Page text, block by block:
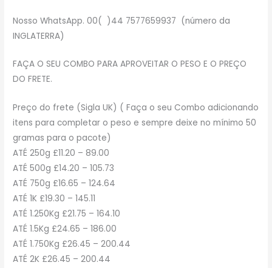
Nosso WhatsApp. 00( )44 7577659937 (número da
INGLATERRA)
FAÇA O SEU COMBO PARA APROVEITAR O PESO E O PREÇO
DO FRETE.
Preço do frete (Sigla UK) ( Faça o seu Combo adicionando
itens para completar o peso e sempre deixe no mínimo 50
gramas para o pacote)
ATÉ 250g £11.20 – 89.00
ATÉ 500g £14.20 – 105.73
ATÉ 750g £16.65 – 124.64
ATÉ 1K £19.30 – 145.11
ATÉ 1.250Kg £21.75 – 164.10
ATÉ 1.5Kg £24.65 – 186.00
ATÉ 1.750Kg £26.45 – 200.44
ATÉ 2K £26.45 – 200.44